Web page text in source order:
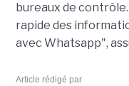
bureaux de
rapide des
avec Whatsapp",
Article rédigé par